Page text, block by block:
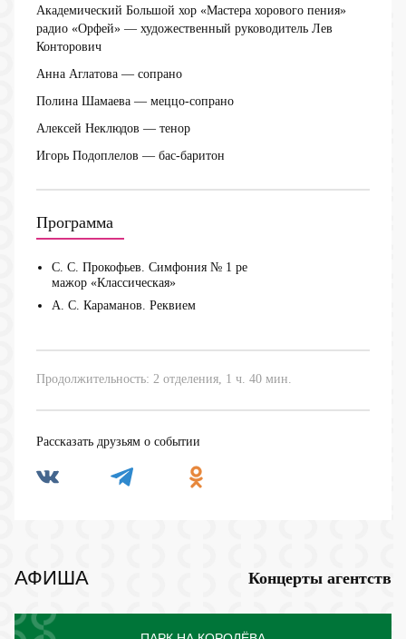
Академический Большой хор «Мастера хорового пения»
радио «Орфей» — художественный руководитель Лев
Конторович
Анна Аглатова — сопрано
Полина Шамаева — меццо-сопрано
Алексей Неклюдов — тенор
Игорь Подоплелов — бас-баритон
Программа
С. С. Прокофьев. Симфония № 1 ре
мажор «Классическая»
А. С. Караманов. Реквием
Продолжительность: 2 отделения, 1 ч. 40 мин.
Рассказать друзьям о событии
АФИША Концерты агентств